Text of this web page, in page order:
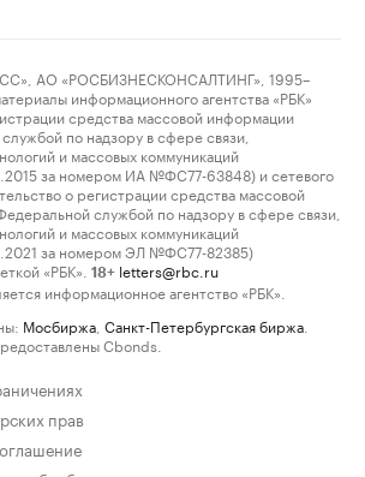
АО «РОСБИЗНЕСКОНСАЛТИНГ», 1995–
информационного агентства «РБК»
средства массовой информации
по надзору в сфере связи,
и массовых коммуникаций
за номером ИА №ФС77-63848) и сетевого
о регистрации средства массовой
службой по надзору в сфере связи,
и массовых коммуникаций
за номером ЭЛ №ФС77-82385)
«РБК».
18+ letters@rbc.ru
информационное агентство «РБК».
Мосбиржа Санкт-Петербургская биржа
Cbonds.
прав